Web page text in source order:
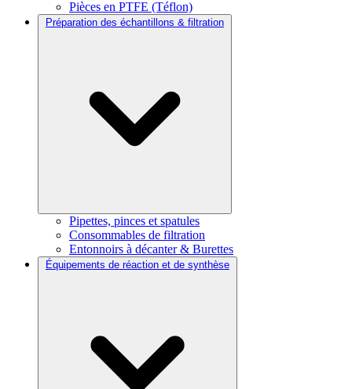
Pièces en PTFE (Téflon)
Préparation des échantillons & filtration
Pipettes, pinces et spatules
Consommables de filtration
Entonnoirs à décanter & Burettes
Équipements de réaction et de synthèse